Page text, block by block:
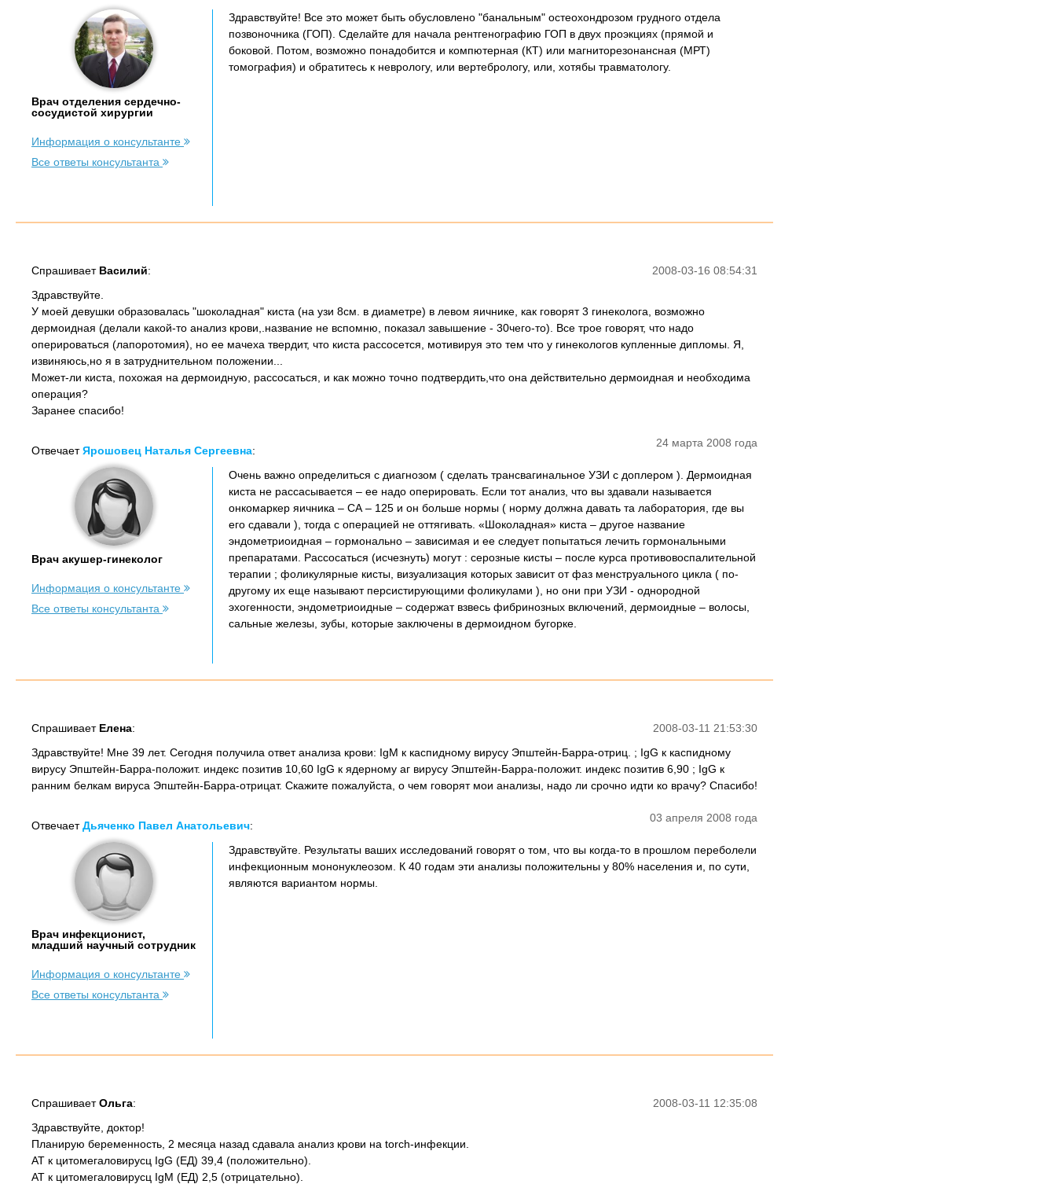
Врач отделения сердечно-
сосудистой хирургии
Информация о консультанте
Все ответы консультанта
Здравствуйте! Все это может быть обусловлено "банальным" остеохондрозом грудного отдела
позвоночника (ГОП). Сделайте для начала рентгенографию ГОП в двух проэкциях (прямой и
боковой. Потом, возможно понадобится и компютерная (КТ) или магниторезонансная (МРТ)
томография) и обратитесь к неврологу, или вертебрологу, или, хотябы травматологу.
2008-03-16 08:54:31
Спрашивает Василий:
Здравствуйте.
У моей девушки образовалась "шоколадная" киста (на узи 8см. в диаметре) в левом яичнике, как говорят 3 гинеколога, возможно
дермоидная (делали какой-то анализ крови,.название не вспомню, показал завышение - 30чего-то). Все трое говорят, что надо
оперироваться (лапоротомия), но ее мачеха твердит, что киста рассосется, мотивируя это тем что у гинекологов купленные дипломы. Я,
извиняюсь,но я в затруднительном положении...
Может-ли киста, похожая на дермоидную, рассосаться, и как можно точно подтвердить,что она действительно дермоидная и необходима
операция?
Заранее спасибо!
24 марта 2008 года
ОтвечаетЯрошовец Наталья Сергеевна:
Врач акушер-гинеколог
Информация о консультанте
Все ответы консультанта
Очень важно определиться с диагнозом ( сделать трансвагинальное УЗИ с доплером ). Дермоидная
киста не рассасывается – ее надо оперировать. Если тот анализ, что вы здавали называется
онкомаркер яичника – СА – 125 и он больше нормы ( норму должна давать та лаборатория, где вы
его сдавали ), тогда с операцией не оттягивать. «Шоколадная» киста – другое название
эндометриоидная – гормонально – зависимая и ее следует попытаться лечить гормональными
препаратами. Рассосаться (исчезнуть) могут : серозные кисты – после курса противовоспалительной
терапии ; фоликулярные кисты, визуализация которых зависит от фаз менструального цикла ( по-
другому их еще называют персистирующими фоликулами ), но они при УЗИ - однородной
эхогенности, эндометриоидные – содержат взвесь фибринозных включений, дермоидные – волосы,
сальные железы, зубы, которые заключены в дермоидном бугорке.
2008-03-11 21:53:30
Спрашивает Елена:
Здравствуйте! Мне 39 лет. Сегодня получила ответ анализа крови: IgM к каспидному вирусу Эпштейн-Барра-отриц. ; IgG к каспидному
вирусу Эпштейн-Барра-положит. индекс позитив 10,60 IgG к ядерному аг вирусу Эпштейн-Барра-положит. индекс позитив 6,90 ; IgG к
ранним белкам вируса Эпштейн-Барра-отрицат. Скажите пожалуйста, о чем говорят мои анализы, надо ли срочно идти ко врачу? Спасибо!
03 апреля 2008 года
ОтвечаетДьяченко Павел Анатольевич:
Врач инфекционист,
младший научный сотрудник
Информация о консультанте
Все ответы консультанта
Здравствуйте. Результаты ваших исследований говорят о том, что вы когда-то в прошлом переболели
инфекционным мононуклеозом. К 40 годам эти анализы положительны у 80% населения и, по сути,
являются вариантом нормы.
2008-03-11 12:35:08
СпрашиваетОльга:
Здравствуйте, доктор!
Планирую беременность, 2 месяца назад сдавала анализ крови на torch-инфекции.
АТ к цитомегаловирусц IgG (ЕД) 39,4 (положительно).
АТ к цитомегаловирусц IgМ (ЕД) 2,5 (отрицательно).